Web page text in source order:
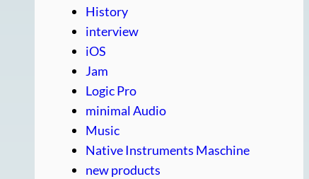
History
interview
iOS
Jam
Logic Pro
minimal Audio
Music
Native Instruments Maschine
new products